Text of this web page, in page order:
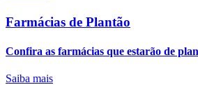
Farmácias de Plantão
Confira as farmácias que estarão de
Saiba mais